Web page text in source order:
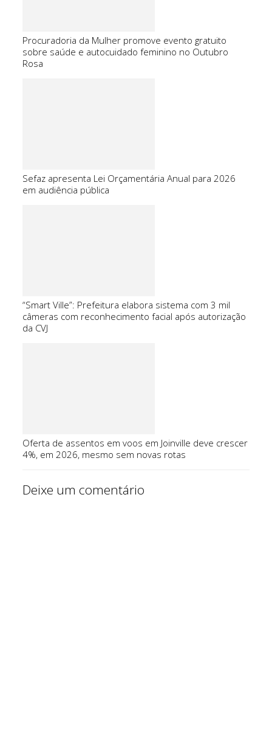
Procuradoria da Mulher promove evento gratuito
sobre saúde e autocuidado feminino no Outubro
Rosa
Sefaz apresenta Lei Orçamentária Anual para 2026
em audiência pública
“Smart Ville”: Prefeitura elabora sistema com 3 mil
câmeras com reconhecimento facial após autorização
da CVJ
Oferta de assentos em voos em Joinville deve crescer
4%, em 2026, mesmo sem novas rotas
Deixe um comentário